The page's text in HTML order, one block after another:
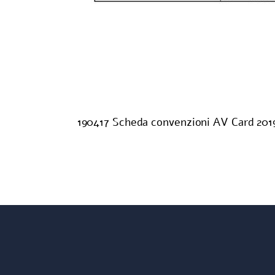
190417 Scheda convenzioni AV Card